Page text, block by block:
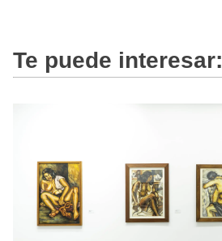
Te puede interesar: